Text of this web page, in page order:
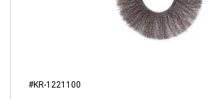
#KR-1221100